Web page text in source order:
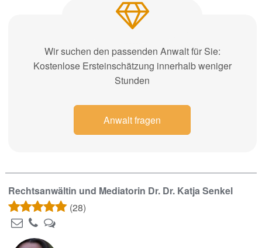
Wir suchen den passenden Anwalt für Sie:
Kostenlose Ersteinschätzung innerhalb weniger
Stunden
Anwalt fragen
Rechtsanwältin und Mediatorin Dr. Dr. Katja Senkel
(28)